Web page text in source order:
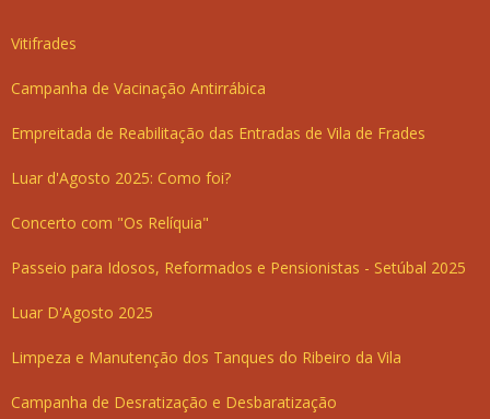
Vitifrades
Campanha de Vacinação Antirrábica
Empreitada de Reabilitação das Entradas de Vila de Frades
Luar d'Agosto 2025: Como foi?
Concerto com "Os Relíquia"
Passeio para Idosos, Reformados e Pensionistas - Setúbal 2025
Luar D'Agosto 2025
Limpeza e Manutenção dos Tanques do Ribeiro da Vila
Campanha de Desratização e Desbaratização